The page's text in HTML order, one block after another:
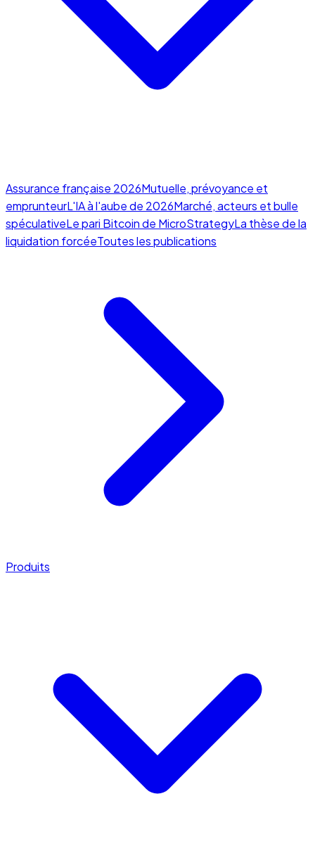
Assurance française 2026Mutuelle, prévoyance et
emprunteurL'IA à l'aube de 2026Marché, acteurs et bulle
spéculativeLe pari Bitcoin de MicroStrategyLa thèse de la
liquidation forcéeToutes les publications
Produits